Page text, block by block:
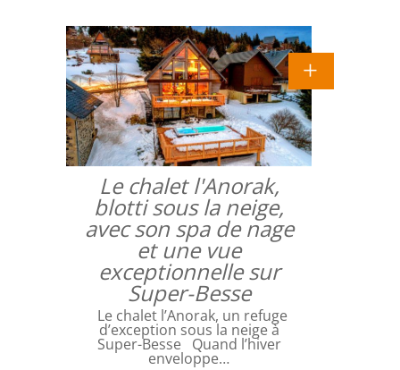
Le chalet l'Anorak,
blotti sous la neige,
avec son spa de nage
et une vue
exceptionnelle sur
Super-Besse
Le chalet l’Anorak, un refuge
d’exception sous la neige à
Super-Besse Quand l’hiver
enveloppe…